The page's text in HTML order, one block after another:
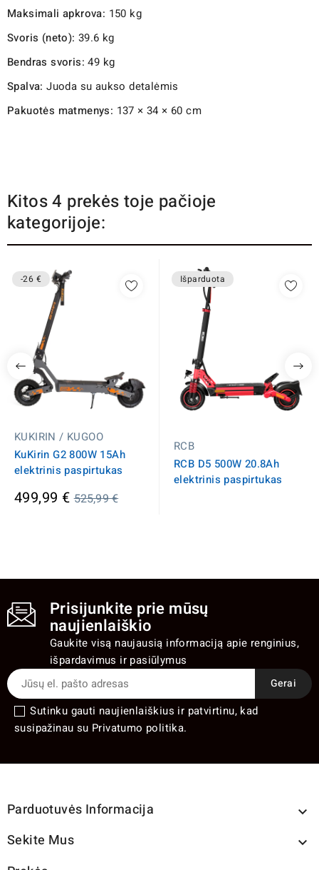
Maksimali apkrova: 150 kg
Svoris (neto): 39.6 kg
Bendras svoris: 49 kg
Spalva: Juoda su aukso detalėmis
Pakuotės matmenys: 137 × 34 × 60 cm
Kitos 4 prekės toje pačioje
kategorijoje:
-26 €
KUKIRIN / KUGOO
KuKirin G2 800W 15Ah
elektrinis paspirtukas
499,99 €Įprasta
525,99 €
Išparduota
RCB
RCB D5 500W 20.8Ah
elektrinis paspirtukas
Prisijunkite prie mūsų
naujienlaiškio
Gaukite visą naujausią informaciją apie renginius,
išpardavimus ir pasiūlymus
Sutinku gauti naujienlaiškius ir patvirtinu, kad
susipažinau su Privatumo politika.
Parduotuvės Informacija 
Sekite Mus 